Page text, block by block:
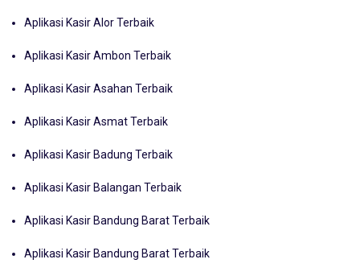
Aplikasi Kasir Alor Terbaik
Aplikasi Kasir Ambon Terbaik
Aplikasi Kasir Asahan Terbaik
Aplikasi Kasir Asmat Terbaik
Aplikasi Kasir Badung Terbaik
Aplikasi Kasir Balangan Terbaik
Aplikasi Kasir Bandung Barat Terbaik
Aplikasi Kasir Bandung Barat Terbaik